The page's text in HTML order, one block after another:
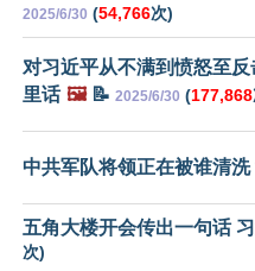
2025/6/30 (54,766次)
对习近平从不满到愤怒至
里话 🖼️📝 2025/6/30 (177,868
中共军队将领正在被谁清洗
五角大楼开会传出一句话
次)